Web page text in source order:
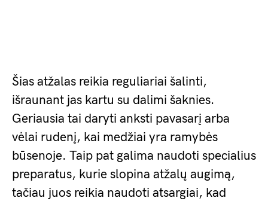
Šias atžalas reikia reguliariai šalinti,
išraunant jas kartu su dalimi šaknies.
Geriausia tai daryti anksti pavasarį arba
vėlai rudenį, kai medžiai yra ramybės
būsenoje. Taip pat galima naudoti specialius
preparatus, kurie slopina atžalų augimą,
tačiau juos reikia naudoti atsargiai, kad